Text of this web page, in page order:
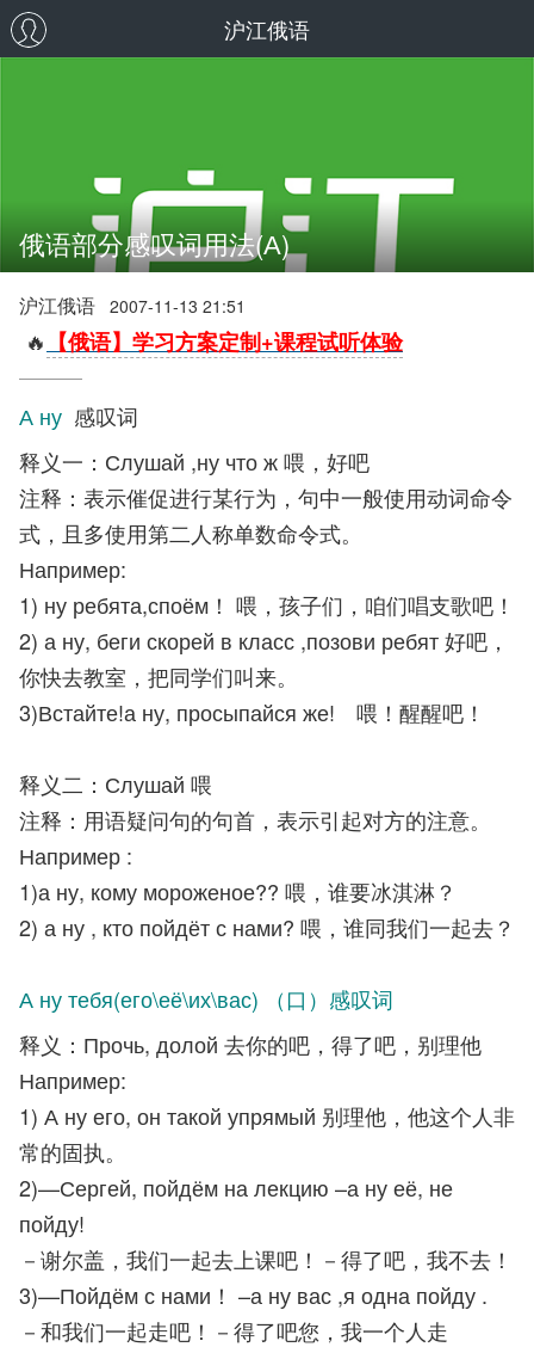
沪江俄语
俄语部分感叹词用法(А)
沪江俄语 2007-11-13 21:51
🔥 【俄语】学习方案定制+课程试听体验
А ну 感叹词
释义一：Слушай ,ну что ж 喂，好吧
注释：表示催促进行某行为，句中一般使用动词命令
式，且多使用第二人称单数命令式。
Например:
1) ну ребята,споём！ 喂，孩子们，咱们唱支歌吧！
2) а ну, беги скорей в класс ,позови ребят 好吧，
你快去教室，把同学们叫来。
3)Встайте!а ну, просыпайся же! 喂！醒醒吧！
释义二：Слушай 喂
注释：用语疑问句的句首，表示引起对方的注意。
Например :
1)а ну, кому мороженое?? 喂，谁要冰淇淋？
2) а ну , кто пойдёт с нами? 喂，谁同我们一起去？
А ну тебя(его\её\их\вас) （口）感叹词
释义：Прочь, долой 去你的吧，得了吧，别理他
Например:
1) А ну его, он такой упрямый 别理他，他这个人非
常的固执。
2)—Сергей, пойдём на лекцию –а ну её, не
пойду!
－谢尔盖，我们一起去上课吧！－得了吧，我不去！
3)—Пойдём с нами！ –а ну вас ,я одна пойду .
－和我们一起走吧！－得了吧您，我一个人走